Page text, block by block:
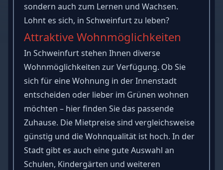
sondern auch zum Lernen und Wachsen.
Lohnt es sich, in Schweinfurt zu leben?
Attraktive Wohnmöglichkeiten
In Schweinfurt stehen Ihnen diverse
Wohnmöglichkeiten zur Verfügung. Ob Sie
sich für eine Wohnung in der Innenstadt
entscheiden oder lieber im Grünen wohnen
möchten – hier finden Sie das passende
Zuhause. Die Mietpreise sind vergleichsweise
günstig und die Wohnqualität ist hoch. In der
Stadt gibt es auch eine gute Auswahl an
Schulen, Kindergärten und weiteren